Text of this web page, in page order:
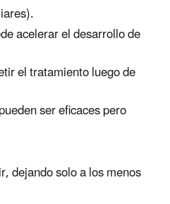
acelerar el desarrollo de
el tratamiento luego de
ser eficaces pero
dejando solo a los menos